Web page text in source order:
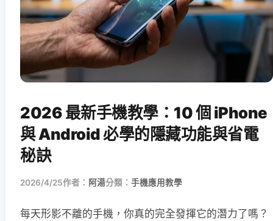
2026 最新手機教學：10 個 iPhone
與 Android 必學的隱藏功能與省電
秘訣
2026/4/25作者： 阿湯分類： 手機應用教學
每天形影不離的手機，你真的完全發揮它的潛力了嗎？